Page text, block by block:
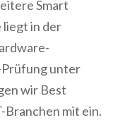
Smart
liegt in der
unter
wir Best
Branchen mit ein.